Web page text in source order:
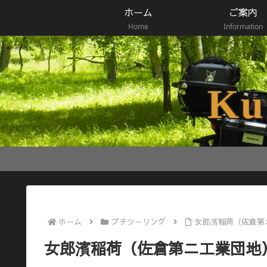
ホーム
Home
ご案内
Information
ホーム プチツーリング 女郎濱稲荷（佐倉
女郎濱稲荷（佐倉第ニ工業団地